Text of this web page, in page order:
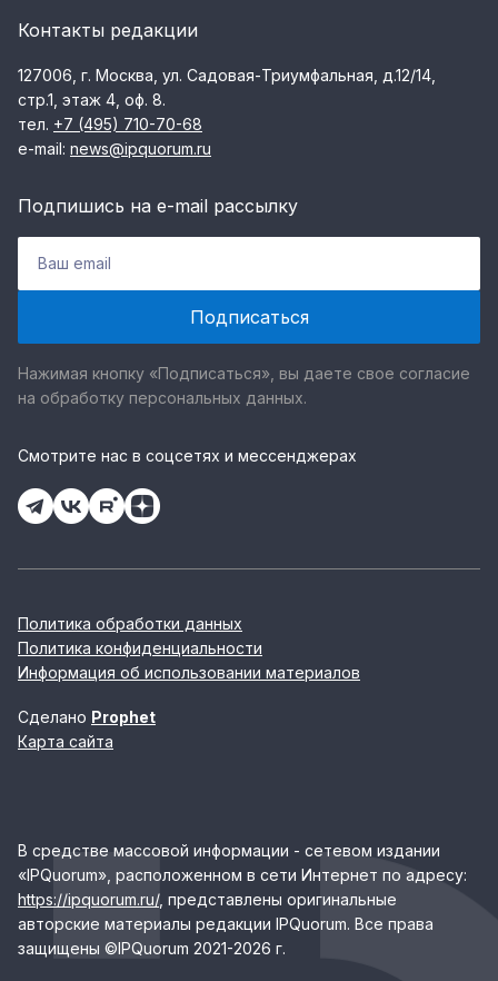
Контакты редакции
127006, г. Москва, ул. Садовая-Триумфальная, д.12/14,
стр.1, этаж 4, оф. 8.
тел. +7 (495) 710-70-68
e-mail: news@ipquorum.ru
Подпишись на e-mail рассылку
Нажимая кнопку «Подписаться», вы даете свое согласие
на обработку персональных данных.
Смотрите нас в соцсетях и мессенджерах
Политика обработки данных
Политика конфиденциальности
Информация об использовании материалов
Сделано Prophet
Карта сайта
В средстве массовой информации - сетевом издании
«IPQuorum», расположенном в сети Интернет по адресу:
https://ipquorum.ru/, представлены оригинальные
авторские материалы редакции IPQuorum. Все права
защищены ©IPQuorum 2021-2026 г.